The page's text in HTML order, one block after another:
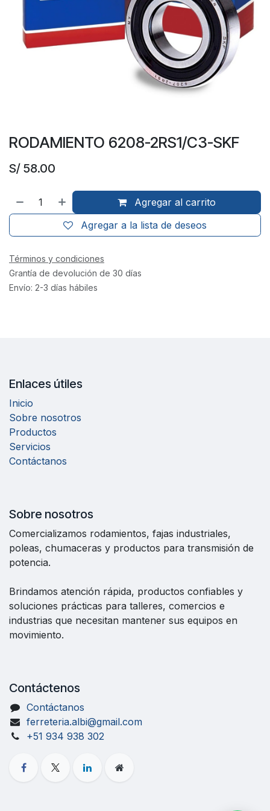
RODAMIENTO 6208-2RS1/C3-SKF
S/ 58.00
Agregar al carrito
Agregar a la lista de deseos
Términos y condiciones
Grantía de devolución de 30 días
Envío: 2-3 días hábiles
Enlaces útiles
Inicio
Sobre nosotros
Productos
Servicios
Contáctanos
Sobre nosotros
Comercializamos rodamientos, fajas industriales,
poleas, chumaceras y productos para transmisión de
potencia.
Brindamos atención rápida, productos confiables y
soluciones prácticas para talleres, comercios e
industrias que necesitan mantener sus equipos en
movimiento.
Contáctenos
Contáctanos
ferreteria.albi@gmail.com
+51 934 938 302